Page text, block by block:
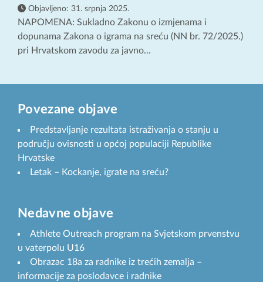
Objavljeno: 31. srpnja 2025.
NAPOMENA: Sukladno Zakonu o izmjenama i
dopunama Zakona o igrama na sreću (NN br. 72/2025.)
pri Hrvatskom zavodu za javno...
Povezane objave
Predstavljanje rezultata istraživanja o stanju u
području ovisnosti u općoj populaciji Republike
Hrvatske
Letak – Kockanje, igrate na sreću?
Nedavne objave
Athlete Outreach program na Svjetskom prvenstvu
u vaterpolu U16
Obrazac 18a za radnike iz trećih zemalja –
informacije za poslodavce i radnike